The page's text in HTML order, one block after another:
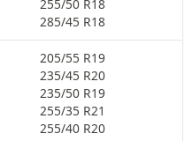
255/50 R18
285/45 R18
205/55 R19
235/45 R20
235/50 R19
255/35 R21
255/40 R20